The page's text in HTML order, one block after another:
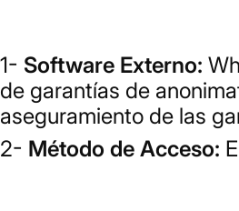
Software Externo:
de garantías de
aseguramiento de las
Método de Acceso: